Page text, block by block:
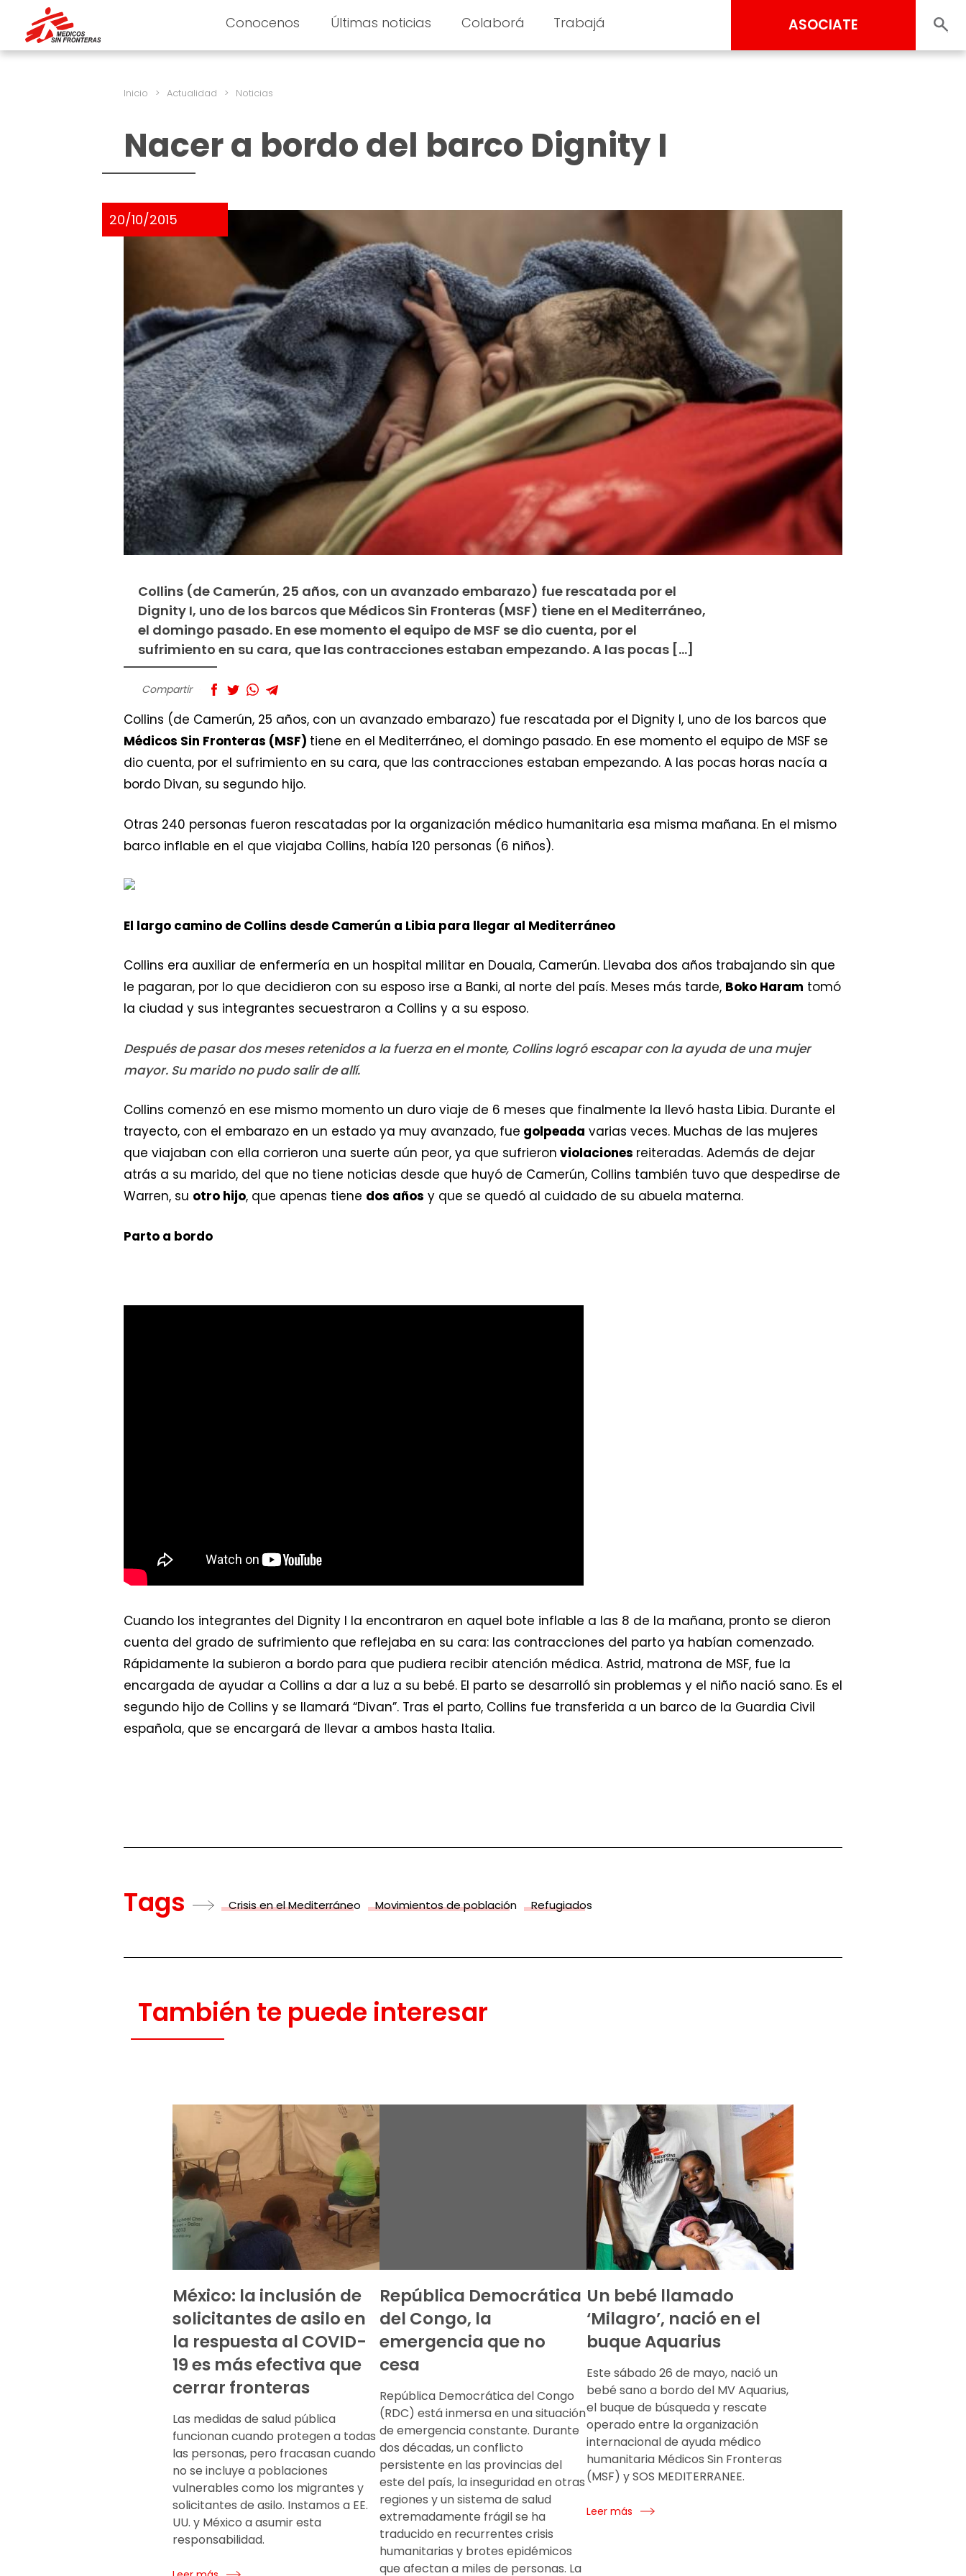
Conocenos Últimas noticias Colaborá Trabajá ASOCIATE
Inicio > Actualidad > Noticias
Nacer a bordo del barco Dignity I
20/10/2015
Collins (de Camerún, 25 años, con un avanzado embarazo) fue rescatada por el
Dignity I, uno de los barcos que Médicos Sin Fronteras (MSF) tiene en el Mediterráneo,
el domingo pasado. En ese momento el equipo de MSF se dio cuenta, por el
sufrimiento en su cara, que las contracciones estaban empezando. A las pocas […]
Compartir
Collins (de Camerún, 25 años, con un avanzado embarazo) fue rescatada por el Dignity I, uno de los barcos que
Médicos Sin Fronteras (MSF) tiene en el Mediterráneo, el domingo pasado. En ese momento el equipo de MSF se
dio cuenta, por el sufrimiento en su cara, que las contracciones estaban empezando. A las pocas horas nacía a
bordo Divan, su segundo hijo.
Otras 240 personas fueron rescatadas por la organización médico humanitaria esa misma mañana. En el mismo
barco inflable en el que viajaba Collins, había 120 personas (6 niños).
El largo camino de Collins desde Camerún a Libia para llegar al Mediterráneo
Collins era auxiliar de enfermería en un hospital militar en Douala, Camerún. Llevaba dos años trabajando sin que
le pagaran, por lo que decidieron con su esposo irse a Banki, al norte del país. Meses más tarde, Boko Haram tomó
la ciudad y sus integrantes secuestraron a Collins y a su esposo.
Después de pasar dos meses retenidos a la fuerza en el monte, Collins logró escapar con la ayuda de una mujer
mayor. Su marido no pudo salir de allí.
Collins comenzó en ese mismo momento un duro viaje de 6 meses que finalmente la llevó hasta Libia. Durante el
trayecto, con el embarazo en un estado ya muy avanzado, fue golpeada varias veces. Muchas de las mujeres
que viajaban con ella corrieron una suerte aún peor, ya que sufrieron violaciones reiteradas. Además de dejar
atrás a su marido, del que no tiene noticias desde que huyó de Camerún, Collins también tuvo que despedirse de
Warren, su otro hijo, que apenas tiene dos años y que se quedó al cuidado de su abuela materna.
Parto a bordo
Cuando los integrantes del Dignity I la encontraron en aquel bote inflable a las 8 de la mañana, pronto se dieron
cuenta del grado de sufrimiento que reflejaba en su cara: las contracciones del parto ya habían comenzado.
Rápidamente la subieron a bordo para que pudiera recibir atención médica. Astrid, matrona de MSF, fue la
encargada de ayudar a Collins a dar a luz a su bebé. El parto se desarrolló sin problemas y el niño nació sano. Es el
segundo hijo de Collins y se llamará “Divan”. Tras el parto, Collins fue transferida a un barco de la Guardia Civil
española, que se encargará de llevar a ambos hasta Italia.
Tags Crisis en el Mediterráneo Movimientos de población Refugiados
También te puede interesar
México: la inclusión de
solicitantes de asilo en
la respuesta al COVID-
19 es más efectiva que
cerrar fronteras
Las medidas de salud pública
funcionan cuando protegen a todas
las personas, pero fracasan cuando
no se incluye a poblaciones
vulnerables como los migrantes y
solicitantes de asilo. Instamos a EE.
UU. y México a asumir esta
responsabilidad.
República Democrática
del Congo, la
emergencia que no
cesa
República Democrática del Congo
(RDC) está inmersa en una situación
de emergencia constante. Durante
dos décadas, un conflicto
persistente en las provincias del
este del país, la inseguridad en otras
regiones y un sistema de salud
extremadamente frágil se ha
traducido en recurrentes crisis
humanitarias y brotes epidémicos
que afectan a miles de personas. La
Un bebé llamado
‘Milagro’, nació en el
buque Aquarius
Este sábado 26 de mayo, nació un
bebé sano a bordo del MV Aquarius,
el buque de búsqueda y rescate
operado entre la organización
internacional de ayuda médico
humanitaria Médicos Sin Fronteras
(MSF) y SOS MEDITERRANEE.
Leer más